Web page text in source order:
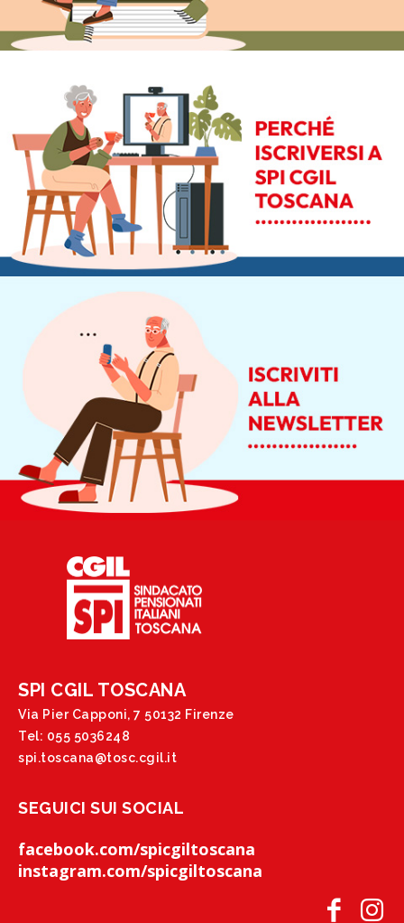
SPI CGIL TOSCANA
Via Pier Capponi, 7 50132 Firenze
Tel: 055 5036248
spi.toscana@tosc.cgil.it
SEGUICI SUI SOCIAL
facebook.com/spicgiltoscana
instagram.com/spicgiltoscana